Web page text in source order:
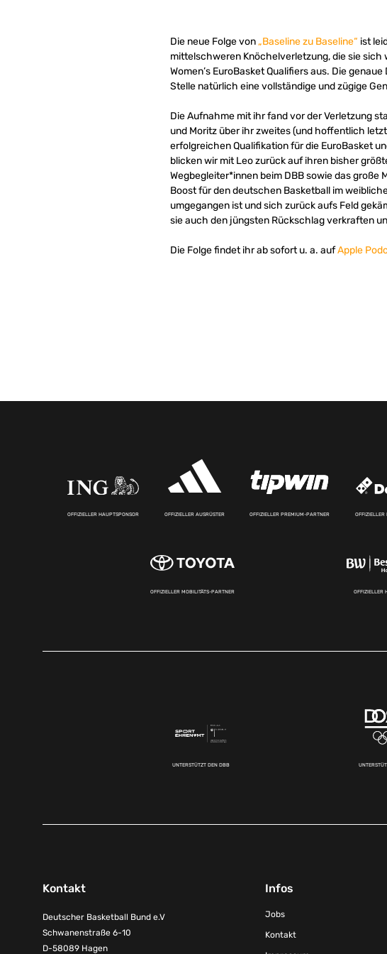
Die neue Folge von „Baseline zu Baseline“ ist
mittelschweren Knöchelverletzung, die sie sich
Women’s EuroBasket Qualifiers aus. Die
Stelle natürlich eine vollständige und zügige
Die Aufnahme mit ihr fand vor der Verletzung
und Moritz über ihr zweites (und hoffentlich
erfolgreichen Qualifikation für die EuroBasket
blicken wir mit Leo zurück auf ihren bisher
Wegbegleiter*innen beim DBB sowie das
Boost für den deutschen Basketball im
umgegangen ist und sich zurück aufs Feld
sie auch den jüngsten Rückschlag verkraften
Die Folge findet ihr ab sofort u. a. aufApple
OFFIZIELLER HAUPTSPONSOR OFFIZIELLER AUSRÜSTER OFFIZIELLER PREMIUM-PARTNER
OFFIZIELLER MOBILITÄTS-PARTNER OFFIZIELLER
UNTERSTÜTZT DEN DBB
Kontakt
Deutscher Basketball Bund e.V
Schwanenstraße 6-10
D-58089 Hagen
Infos
Jobs
Kontakt